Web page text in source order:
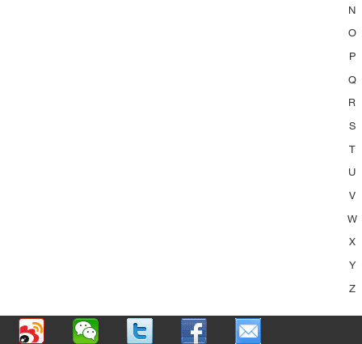
N
O
P
Q
R
S
T
U
V
W
X
Y
Z